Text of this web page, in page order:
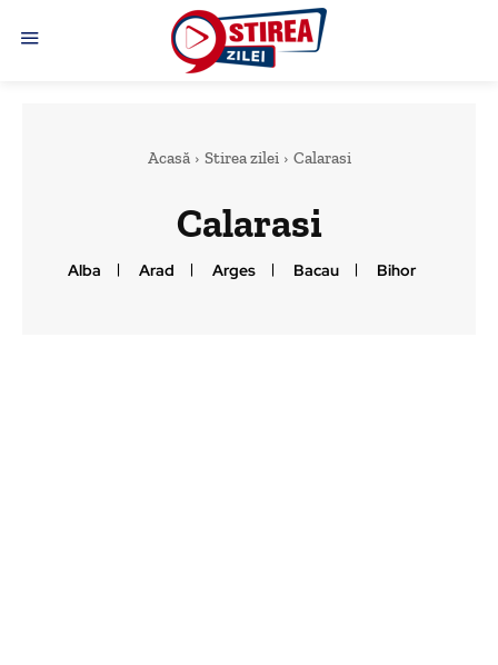
Acasă Stirea zilei Calarasi
Calarasi
Alba Arad Arges Bacau Bihor